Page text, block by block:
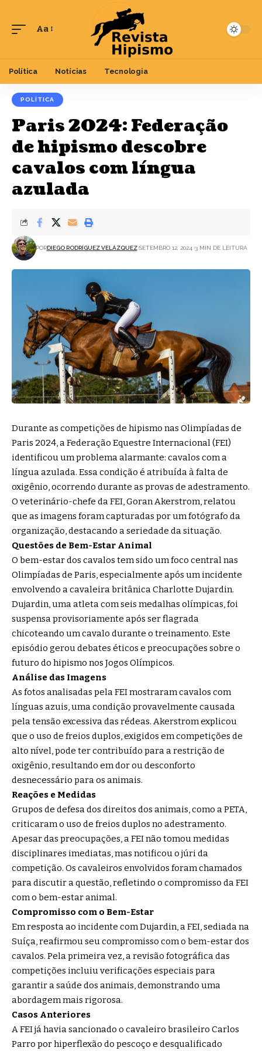
Aa
Política Notícias Tecnologia
POLÍTICA
Paris 2024: Federação
de hipismo descobre
cavalos com língua
azulada
PORDIEGO RODRÍGUEZ VELÁZQUEZ SETEMBRO 12, 2024 3 MIN DE LEITURA
Durante as competições de hipismo nas Olimpíadas de
Paris 2024, a Federação Equestre Internacional (FEI)
identificou um problema alarmante: cavalos com a
língua azulada. Essa condição é atribuída à falta de
oxigênio, ocorrendo durante as provas de adestramento.
O veterinário-chefe da FEI, Goran Akerstrom, relatou
que as imagens foram capturadas por um fotógrafo da
organização, destacando a seriedade da situação.
Questões de Bem-Estar Animal
O bem-estar dos cavalos tem sido um foco central nas
Olimpíadas de Paris, especialmente após um incidente
envolvendo a cavaleira britânica Charlotte Dujardin.
Dujardin, uma atleta com seis medalhas olímpicas, foi
suspensa provisoriamente após ser flagrada
chicoteando um cavalo durante o treinamento. Este
episódio gerou debates éticos e preocupações sobre o
futuro do hipismo nos Jogos Olímpicos.
Análise das Imagens
As fotos analisadas pela FEI mostraram cavalos com
línguas azuis, uma condição provavelmente causada
pela tensão excessiva das rédeas. Akerstrom explicou
que o uso de freios duplos, exigidos em competições de
alto nível, pode ter contribuído para a restrição de
oxigênio, resultando em dor ou desconforto
desnecessário para os animais.
Reações e Medidas
Grupos de defesa dos direitos dos animais, como a PETA,
criticaram o uso de freios duplos no adestramento.
Apesar das preocupações, a FEI não tomou medidas
disciplinares imediatas, mas notificou o júri da
competição. Os cavaleiros envolvidos foram chamados
para discutir a questão, refletindo o compromisso da FEI
com o bem-estar animal.
Compromisso com o Bem-Estar
Em resposta ao incidente com Dujardin, a FEI, sediada na
Suíça, reafirmou seu compromisso com o bem-estar dos
cavalos. Pela primeira vez, a revisão fotográfica das
competições incluiu verificações especiais para
garantir a saúde dos animais, demonstrando uma
abordagem mais rigorosa.
Casos Anteriores
A FEI já havia sancionado o cavaleiro brasileiro Carlos
Parro por hiperflexão do pescoço e desqualificado